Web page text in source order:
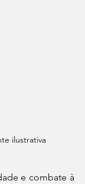
ilustrativa
e combate à